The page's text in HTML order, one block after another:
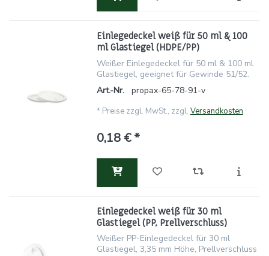
Einlegedeckel weiß für 50 ml & 100
ml Glastiegel (HDPE/PP)
Weißer Einlegedeckel für 50 ml & 100 ml
Glastiegel, geeignet für Gewinde 51/52.
Art.-Nr.
propax-65-78-91-v
* Preise zzgl. MwSt., zzgl. Versandkosten
0,18 € *
Einlegedeckel weiß für 30 ml
Glastiegel (PP, Prellverschluss)
Weißer PP-Einlegedeckel für 30 ml
Glastiegel, 3,35 mm Höhe, Prellverschluss